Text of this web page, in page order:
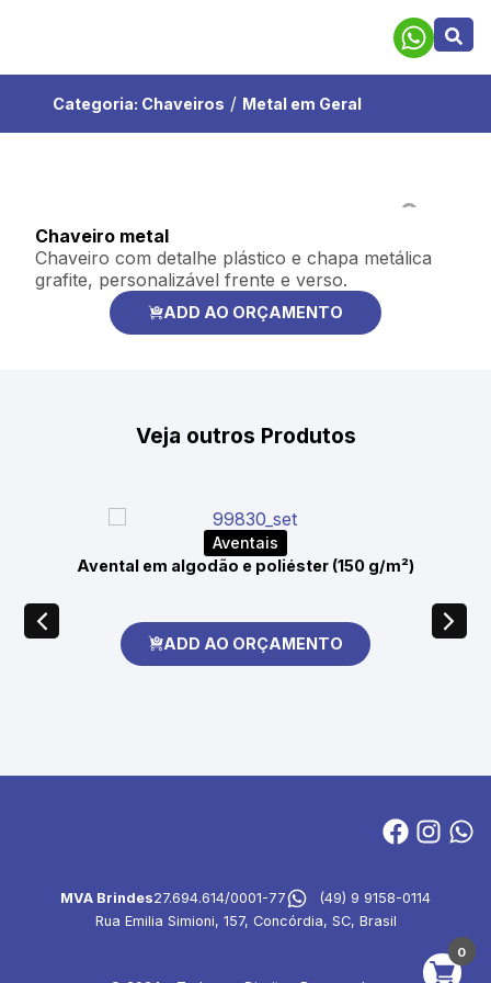
Categoria: Chaveiros / Metal em Geral
Chaveiro metal
Chaveiro com detalhe plástico e chapa metálica
grafite, personalizável frente e verso.
ADD AO ORÇAMENTO
Veja outros Produtos
Aventais
Avental em algodão e poliéster (150 g/m²)
ADD AO ORÇAMENTO
MVA Brindes27.694.614/0001-77
(49) 9 9158-0114
Rua Emilia Simioni, 157, Concórdia, SC, Brasil
0